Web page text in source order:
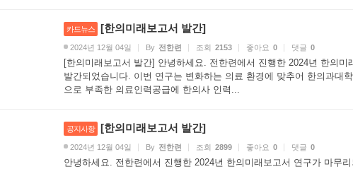
카드뉴스 [한의미래보고서 발간]
2024년 12월 04일 By 전한련 조회 2153 좋아요 0 댓글 0
[한의미래보고서 발간] 안녕하세요. 전한련에서 진행한 2024년 한의
발간되었습니다. 이번 연구는 변화하는 의료 환경에 맞추어 한의과대
으로 부족한 의료인력공급에 한의사 인력...
공지사항 [한의미래보고서 발간]
2024년 12월 04일 By 전한련 조회 2899 좋아요 0 댓글 0
안녕하세요. 전한련에서 진행한 2024년 한의미래보고서 연구가 마무